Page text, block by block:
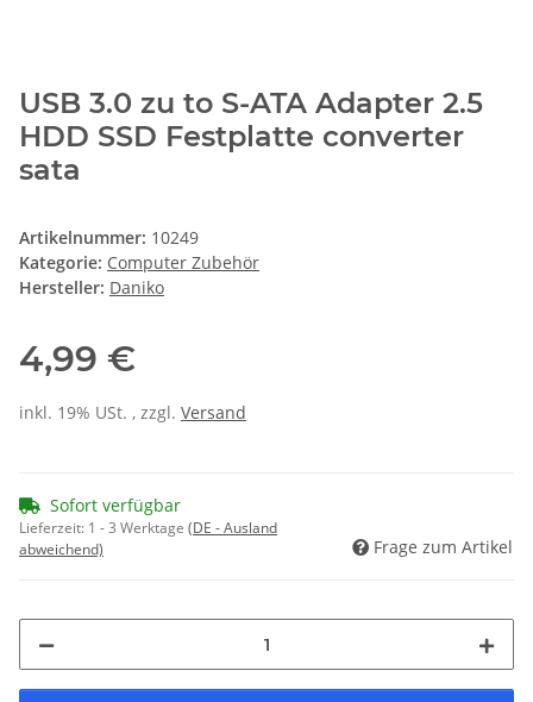
USB 3.0 zu to S-ATA Adapter 2.5
HDD SSD Festplatte converter
sata
Artikelnummer: 10249
Kategorie: Computer Zubehör
Hersteller: Daniko
4,99 €
inkl. 19% USt. , zzgl. Versand
Sofort verfügbar
Lieferzeit: 1 - 3 Werktage (DE - Ausland
abweichend)
Frage zum Artikel